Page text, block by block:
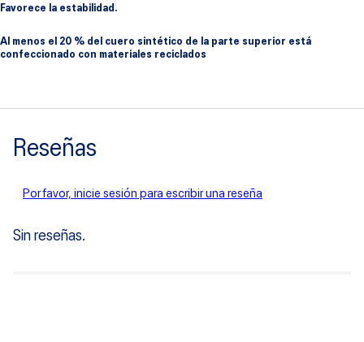
Favorece la estabilidad.
Al menos el 20 % del cuero sintético de la parte superior está
confeccionado con materiales reciclados
Reseñas
Por favor, inicie sesión para escribir una reseña
Sin reseñas.